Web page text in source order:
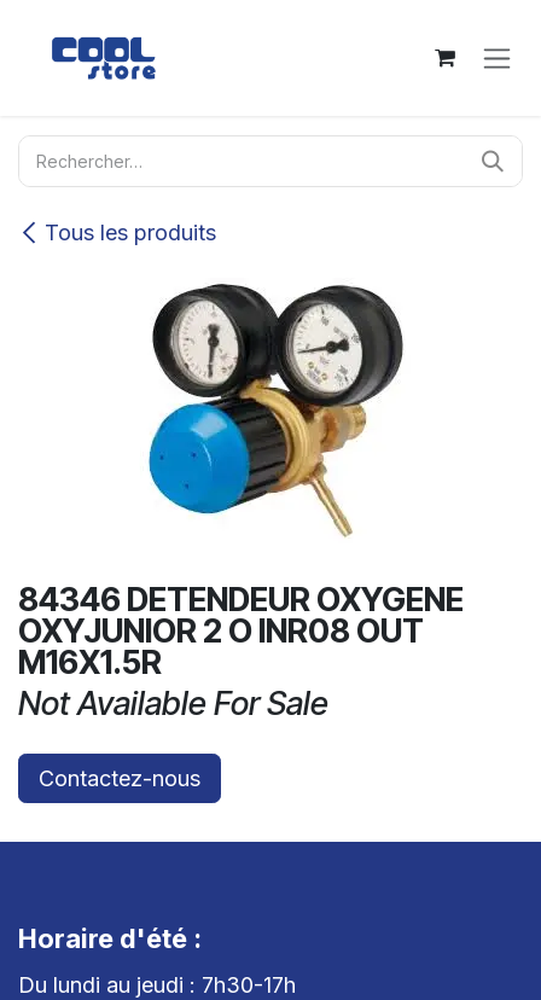
Tous les produits
84346 DETENDEUR OXYGENE
OXYJUNIOR 2 O INR08 OUT
M16X1.5R
Not Available For Sale
Contactez-nous
Horaire d'été :
Du lundi au jeudi : 7h30-17h